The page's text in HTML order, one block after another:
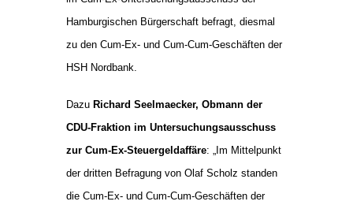
Hamburgischen Bürgerschaft befragt, diesmal
zu den Cum-Ex- und Cum-Cum-Geschäften der
HSH Nordbank.
Dazu Richard Seelmaecker, Obmann der
CDU-Fraktion im Untersuchungsausschuss
zur Cum-Ex-Steuergeldaffäre: „Im Mittelpunkt
der dritten Befragung von Olaf Scholz standen
die Cum-Ex- und Cum-Cum-Geschäften der